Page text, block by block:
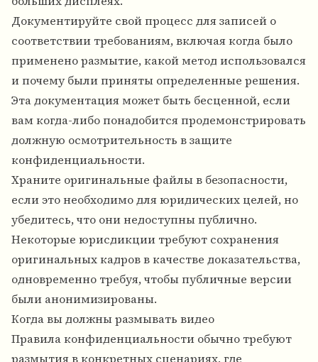
Документируйте свой процесс для записей о
соответствии требованиям, включая когда было
применено размытие, какой метод использовался
и почему были приняты определенные решения.
Эта документация может быть бесценной, если
вам когда-либо понадобится продемонстрировать
должную осмотрительность в защите
конфиденциальности.
Храните оригинальные файлы в безопасности,
если это необходимо для юридических целей, но
убедитесь, что они недоступны публично.
Некоторые юрисдикции требуют сохранения
оригинальных кадров в качестве доказательства,
одновременно требуя, чтобы публичные версии
были анонимизированы.
Когда вы должны размывать видео
Правила конфиденциальности обычно требуют
размытия в конкретных сценариях, где